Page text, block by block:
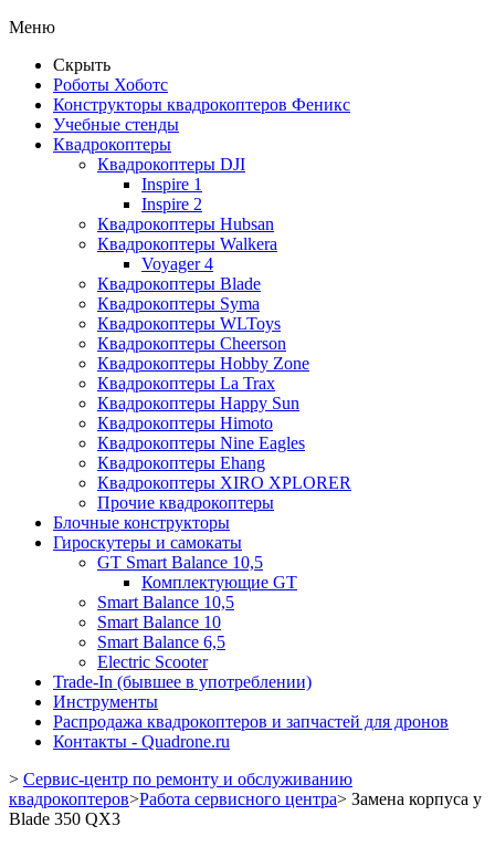
Меню
Скрыть
Роботы Хоботс
Конструкторы квадрокоптеров Феникс
Учебные стенды
Квадрокоптеры
Квадрокоптеры DJI
Inspire 1
Inspire 2
Квадрокоптеры Hubsan
Квадрокоптеры Walkera
Voyager 4
Квадрокоптеры Blade
Квадрокоптеры Syma
Квадрокоптеры WLToys
Квадрокоптеры Cheerson
Квадрокоптеры Hobby Zone
Квадрокоптеры La Trax
Квадрокоптеры Happy Sun
Квадрокоптеры Himoto
Квадрокоптеры Nine Eagles
Квадрокоптеры Ehang
Квадрокоптеры XIRO XPLORER
Прочие квадрокоптеры
Блочные конструкторы
Гироскутеры и самокаты
GT Smart Balance 10,5
Комплектующие GT
Smart Balance 10,5
Smart Balance 10
Smart Balance 6,5
Electric Scooter
Trade-In (бывшее в употреблении)
Инструменты
Распродажа квадрокоптеров и запчастей для дронов
Контакты - Quadrone.ru
> Сервис-центр по ремонту и обслуживанию
квадрокоптеров>Работа сервисного центра> Замена корпуса у
Blade 350 QX3